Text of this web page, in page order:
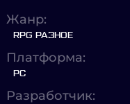
Жанр:
RPG РАЗНОЕ
Платформа:
PC
Разработчик: